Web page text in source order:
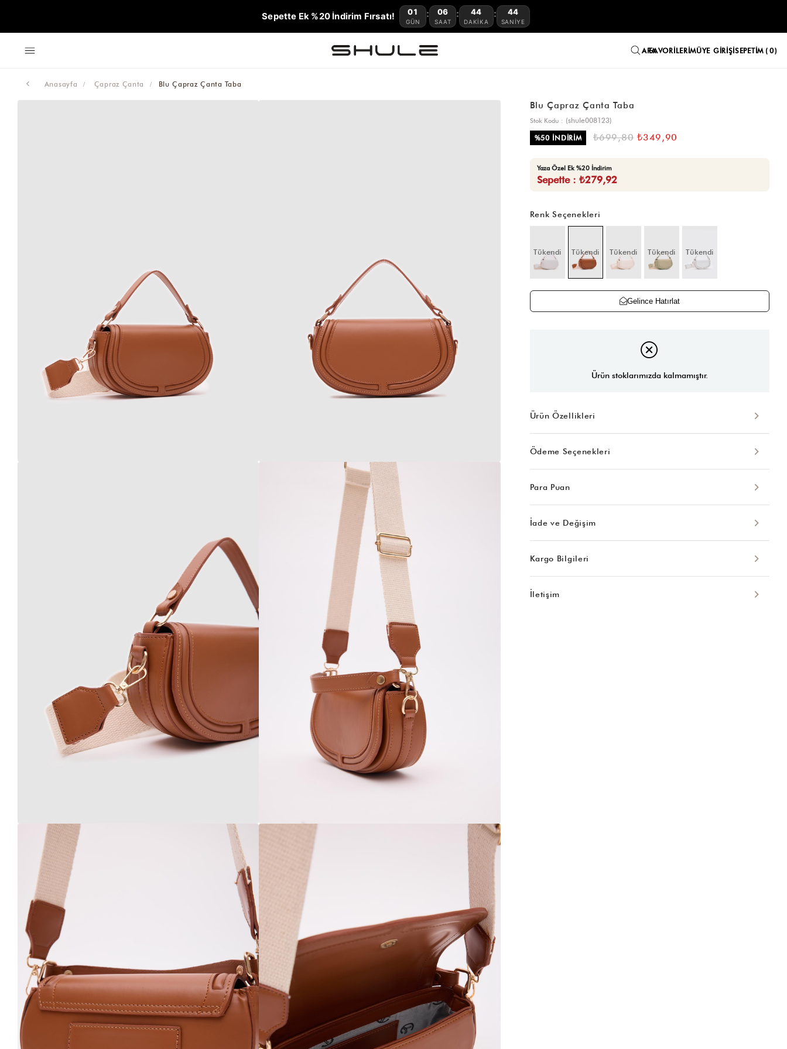
Sepette Ek %20 İndirim Fırsatı! 01
GÜN
: 06
SAAT
: 44
DAKIKA
: 43
SANIYE
FAVORILERIMÜYE GIRIŞISEPETIM 0
Anasayfa Çapraz Çanta Blu Çapraz Çanta Taba
Blu Çapraz Çanta Taba
Stok Kodu
(shule008123)
%50İNDIRIM ₺699,80 ₺349,90
Yaza Özel Ek %20 İndirim
Sepette : ₺279,92
Renk Seçenekleri
Tükendi Tükendi Tükendi Tükendi Tükendi
Gelince Hatırlat
Ürün stoklarımızda kalmamıştır.
Ürün Özellikleri
Ödeme Seçenekleri
Para Puan
İade ve Değişim
Kargo Bilgileri
İletişim